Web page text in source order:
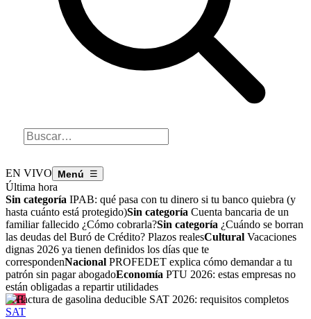
EN VIVO ☰
Última hora
Sin categoría IPAB: qué pasa con tu dinero si tu banco quiebra (y
hasta cuánto está protegido)Sin categoría Cuenta bancaria de un
familiar fallecido ¿Cómo cobrarla?Sin categoría ¿Cuándo se borran
las deudas del Buró de Crédito? Plazos realesCultural Vacaciones
dignas 2026 ya tienen definidos los días que te
correspondenNacional PROFEDET explica cómo demandar a tu
patrón sin pagar abogadoEconomía PTU 2026: estas empresas no
están obligadas a repartir utilidades
SAT
SAT